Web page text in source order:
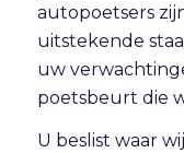
autopoetsers
uitstekende
uw
poetsbeurt die
U beslist waar